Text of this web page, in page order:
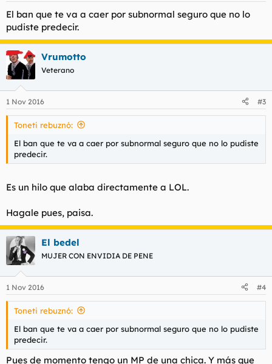
El ban que te va a caer por subnormal seguro que no lo
pudiste predecir.
Vrumotto
Veterano
1 Nov 2016 #3
Toneti rebuznó:
El ban que te va a caer por subnormal seguro que no lo pudiste
predecir.
Es un hilo que alaba directamente a LOL.
Hagale pues, paisa.
El bedel
MUJER CON ENVIDIA DE PENE
1 Nov 2016 #4
Toneti rebuznó:
El ban que te va a caer por subnormal seguro que no lo pudiste
predecir.
Pues de momento tengo un MP de una chica. Y más que